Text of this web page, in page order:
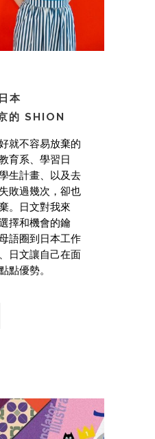
本
的 SHION
就不容易放棄的
育系、學習日
生計畫、以及去
敗過幾次，卻也
。日文對我來
擇和機會的鑰
語圈到日本工作
日文讓自己在面
點優勢。